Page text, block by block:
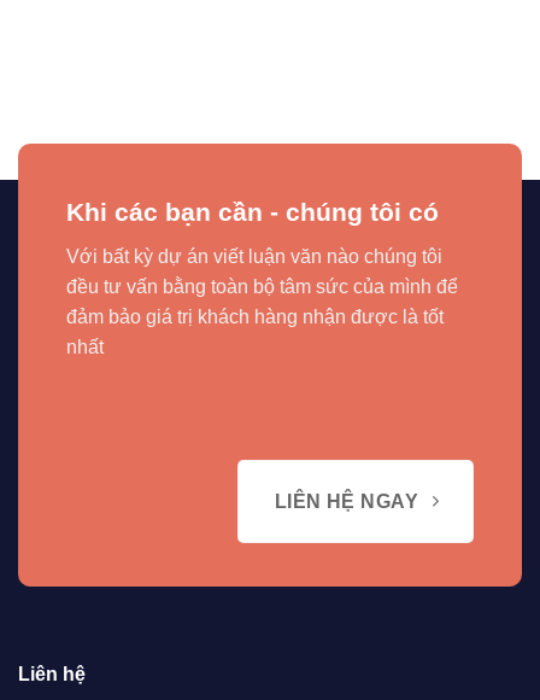
Khi các bạn cần - chúng tôi có
Với bất kỳ dự án viết luận văn nào chúng tôi
đều tư vấn bằng toàn bộ tâm sức của mình để
đảm bảo giá trị khách hàng nhận được là tốt
nhất
LIÊN HỆ NGAY
Liên hệ